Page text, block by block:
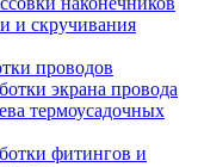
и скручивания
проводов
экрана провода
термоусадочных
фитингов и